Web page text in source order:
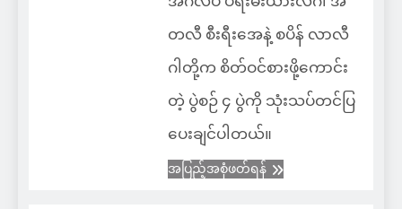
တလီ စီးရီးအေနဲ့ စပိန် လာလီ
ဂါတို့က စိတ်ဝင်စားဖို့ကောင်း
တဲ့ ပွဲစဉ် ၄ ပွဲကို သုံးသပ်တင်ပြ
ပေးချင်ပါတယ်။
အပြည့်အစုံဖတ်ရန်